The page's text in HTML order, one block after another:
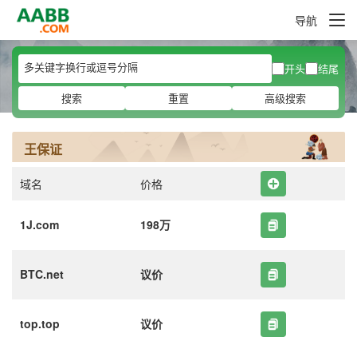
导航
开头
结尾
搜索
重置 高级搜索
王保证
域名 价格
1J.com 198万
BTC.net 议价
top.top 议价